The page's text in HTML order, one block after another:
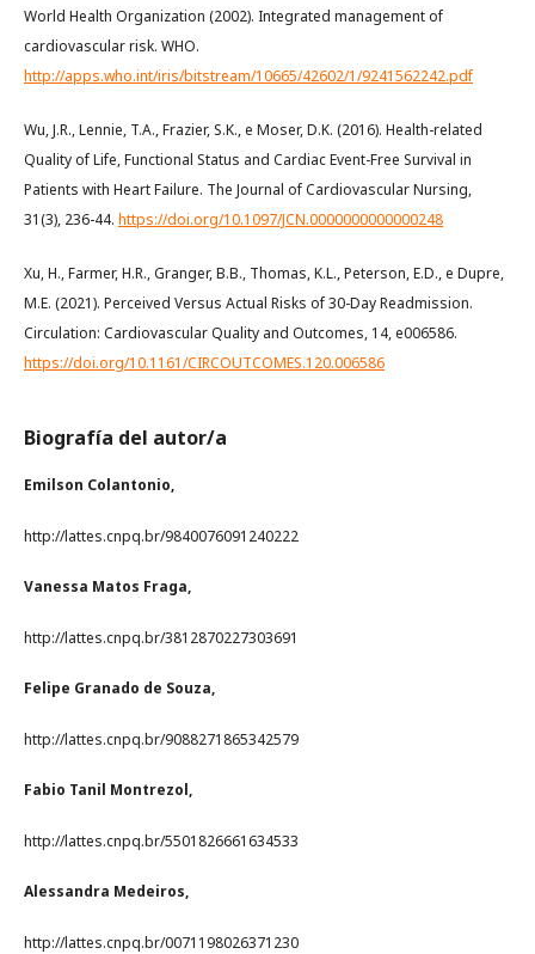
World Health Organization (2002). Integrated management of
cardiovascular risk. WHO.
http://apps.who.int/iris/bitstream/10665/42602/1/9241562242.pdf
Wu, J.R., Lennie, T.A., Frazier, S.K., e Moser, D.K. (2016). Health-related
Quality of Life, Functional Status and Cardiac Event-Free Survival in
Patients with Heart Failure. The Journal of Cardiovascular Nursing,
31(3), 236-44. https://doi.org/10.1097/JCN.0000000000000248
Xu, H., Farmer, H.R., Granger, B.B., Thomas, K.L., Peterson, E.D., e Dupre,
M.E. (2021). Perceived Versus Actual Risks of 30-Day Readmission.
Circulation: Cardiovascular Quality and Outcomes, 14, e006586.
https://doi.org/10.1161/CIRCOUTCOMES.120.006586
Biografía del autor/a
Emilson Colantonio,
http://lattes.cnpq.br/9840076091240222
Vanessa Matos Fraga,
http://lattes.cnpq.br/3812870227303691
Felipe Granado de Souza,
http://lattes.cnpq.br/9088271865342579
Fabio Tanil Montrezol,
http://lattes.cnpq.br/5501826661634533
Alessandra Medeiros,
http://lattes.cnpq.br/0071198026371230